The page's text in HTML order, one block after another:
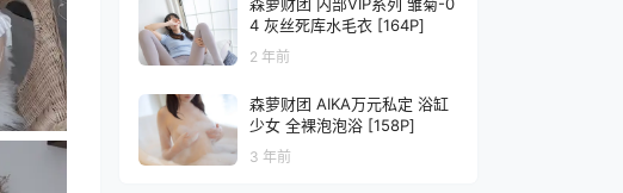
4 灰丝死库水毛衣 [164P]
2 年前
森萝财团 AIKA万元私定 浴缸
少女 全裸泡泡浴 [158P]
3 年前